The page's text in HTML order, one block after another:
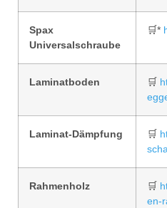
Spax
Universalschraube
🛒*
Laminatboden 🛒
Laminat-Dämpfung 🛒
Rahmenholz 🛒
en-